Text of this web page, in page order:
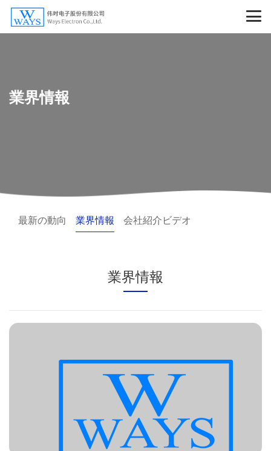
業界情報
最新の動向 業界情報 会社紹介ビデオ
業界情報